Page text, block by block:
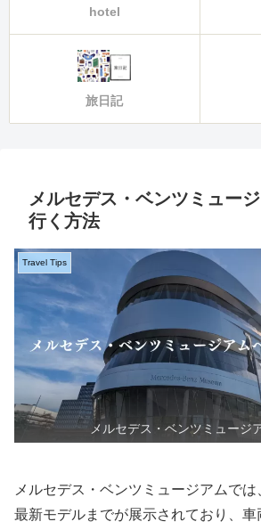
hotel
旅日記
メルセデス・ベンツミュー
行く方法
Travel Tips
メルセデス・ベンツミュージ
メルセデス・ベンツミュージアムで
最新モデルまでが展示されており、車